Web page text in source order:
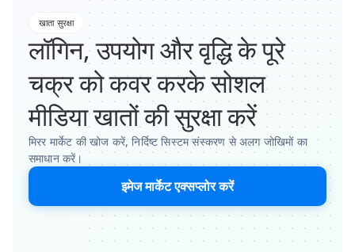
खाता सुरक्षा
लॉगिन, उपयोग और वृद्धि के पूरे
चक्र को कवर करके सोशल
मीडिया खातों की सुरक्षा करें
मिरर मार्केट की खोज करें, निर्दिष्ट सिस्टम संस्करण से अलग जोखिमों का
समाधान करें।
इमेज मार्केट एक्सप्लोर करें